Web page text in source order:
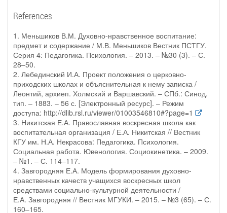
References
1. Меньшиков В.М. Духовно-нравственное воспитание:
предмет и содержание / М.В. Меньшиков Вестник ПСТГУ.
Серия 4: Педагогика. Психология. – 2013. – №30 (3). – С.
28–50.
2. Лебединский И.А. Проект положения о церковно-
приходских школах и объяснительная к нему записка /
Леонтий, архиеп. Холмский и Варшавский. – СПб.: Синод.
тип. – 1883. – 56 с. [Электронный ресурс]. – Режим
доступа: http://dlib.rsl.ru/viewer/01003546810#?page=1
3. Никитская Е.А. Православная воскресная школа как
воспитательная организация / Е.А. Никитская // Вестник
КГУ им. Н.А. Некрасова: Педагогика. Психология.
Социальная работа. Ювенология. Социокинетика. – 2009.
– №1. – С. 114–117.
4. Завгородняя Е.А. Модель формирования духовно-
нравственных качеств учащихся воскресных школ
средствами социально-культурной деятельности /
Е.А. Завгородняя // Вестник МГУКИ. – 2015. – №3 (65). – С.
160–165.